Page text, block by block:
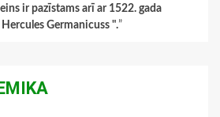
ir pazīstams arī ar 1522. gada
Germanicuss ".”